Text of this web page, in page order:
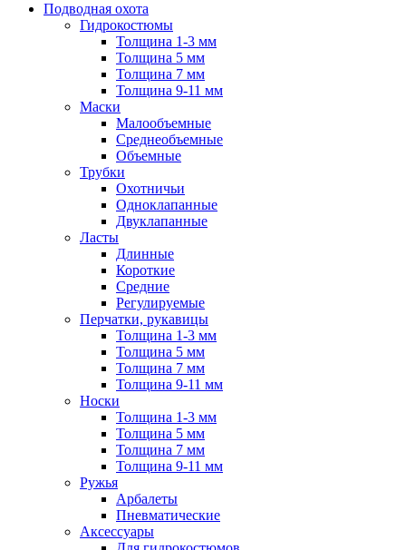
Подводная охота
Гидрокостюмы
Толщина 1-3 мм
Толщина 5 мм
Толщина 7 мм
Толщина 9-11 мм
Маски
Малообъемные
Среднеобъемные
Объемные
Трубки
Охотничьи
Одноклапанные
Двуклапанные
Ласты
Длинные
Короткие
Средние
Регулируемые
Перчатки, рукавицы
Толщина 1-3 мм
Толщина 5 мм
Толщина 7 мм
Толщина 9-11 мм
Носки
Толщина 1-3 мм
Толщина 5 мм
Толщина 7 мм
Толщина 9-11 мм
Ружья
Арбалеты
Пневматические
Аксессуары